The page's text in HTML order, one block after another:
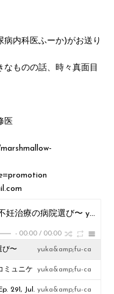
内科医ふーか)がお送り
ものの話、時々真面目
医
入院・手術の心がまえ、不妊治療の病院選び〜 yuka&fu-ca. Ep. 293, Jul. 2026
- 00:00 / 00:00
び〜 yuka&amp;fu-ca
ミュニケ
292, Jul.
yuka&amp;fu-ca
291, Jul. yuka&amp;fu-ca